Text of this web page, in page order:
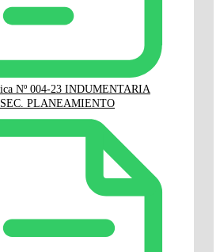
Nº 004-23 INDUMENTARIA
PLANEAMIENTO